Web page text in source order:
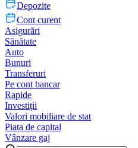
Depozite
Cont curent
Asigurări
Sănătate
Auto
Bunuri
Transferuri
Pe cont bancar
Rapide
Investiții
Valori mobiliare de stat
Piața de capital
Vânzare gaj